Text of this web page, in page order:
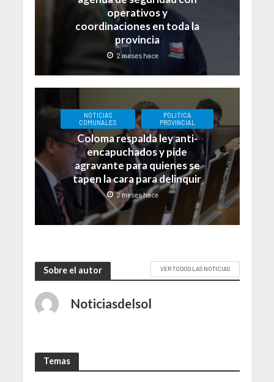
operativos y
coordinaciones en toda la
provincia
2 meses hace
NOTICIAS
COMUNALES
POLITICA
PROVINCIAL
Coloma respalda ley anti-
encapuchados y pide
agravante para quienes se
tapen la cara para delinquir
2 meses hace
Sobre el autor VER TODOS LAS NOTICIAS
Noticiasdelsol
Temas